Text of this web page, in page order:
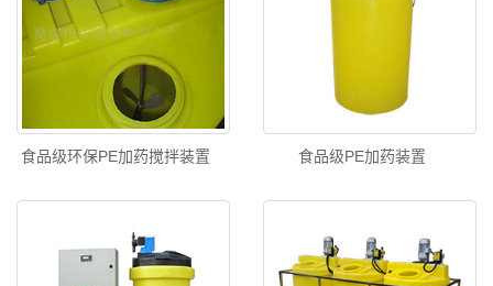
食品级环保PE加药搅拌装置 食品级PE加药装置